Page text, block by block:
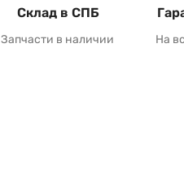
Склад в СПБ
Запчасти в наличии На